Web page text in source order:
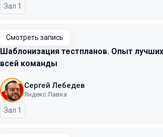
Зал 1
Смотреть запись
Шаблонизация тестпланов. Опыт
всей команды
Сергей Лебедев
Яндекс Лавка
Зал 1